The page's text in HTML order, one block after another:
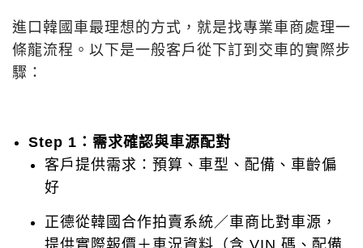
進口韓國車最理想的方式，就是找專業車商處理一
條龍流程。以下是一般客戶從下訂到交車的實際步
驟：
Step 1：需求確認與車源配對
客戶提供需求：預算、車型、配備、車齡偏
好
正德從韓國合作拍賣系統／車商比對車源，
提供實際報價＋車況資料（含 VIN 碼、配備